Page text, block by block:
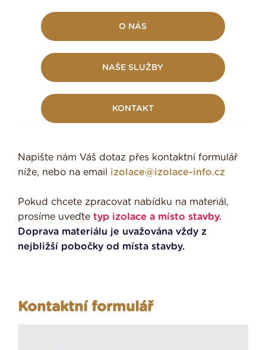
O NÁS
NAŠE SLUŽBY
KONTAKT
Napište nám Váš dotaz přes kontaktní formulář
níže, nebo na email izolace@izolace-info.cz
Pokud chcete zpracovat nabídku na materiál,
prosíme uveďte typ izolace a místo stavby.
Doprava materiálu je uvažována vždy z
nejbližší pobočky od místa stavby.
Kontaktní formulář